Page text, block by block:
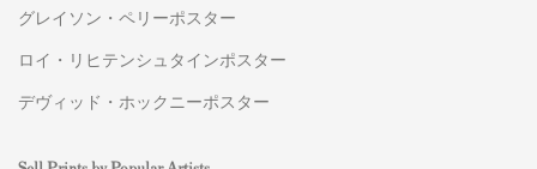
グレイソン・ペリーポスター
ロイ・リヒテンシュタインポスター
デヴィッド・ホックニーポスター